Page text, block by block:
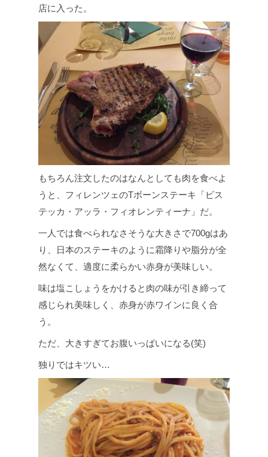
店に入った。
もちろん注文したのはなんとしても肉を食べよ
うと、フィレンツェのTボーンステーキ「ビス
テッカ・アッラ・フィオレンティーナ」だ。
一人では食べられなさそうな大きさで700gはあ
り、日本のステーキのように霜降りや脂分が全
然なくて、適度に柔らかい赤身が美味しい。
味は塩こしょうをかけると肉の味が引き締って
感じられ美味しく、赤身が赤ワインに良く合
う。
ただ、大きすぎてお腹いっぱいになる(笑)
独りではキツい…